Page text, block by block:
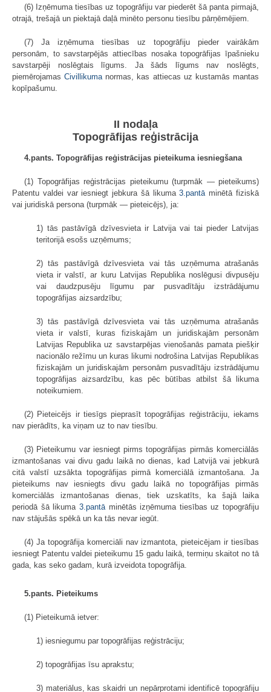
(6) Izņēmuma tiesības uz topogrāfiju var piederēt šā panta pirmajā,
otrajā, trešajā un piektajā daļā minēto personu tiesību pārņēmējiem.
(7) Ja izņēmuma tiesības uz topogrāfiju pieder vairākām
personām, to savstarpējās attiecības nosaka topogrāfijas īpašnieku
savstarpēji noslēgtais līgums. Ja šāds līgums nav noslēgts,
piemērojamasCivillikuma normas, kas attiecas uz kustamās mantas
kopīpašumu.
II nodaļa
Topogrāfijas reģistrācija
4.pants. Topogrāfijas reģistrācijas pieteikuma iesniegšana
(1) Topogrāfijas reģistrācijas pieteikumu (turpmāk — pieteikums)
Patentu valdei var iesniegt jebkura šā likuma3.pantāminētā fiziskā
vai juridiskā persona (turpmāk — pieteicējs), ja:
1) tās pastāvīgā dzīvesvieta ir Latvija vai tai pieder Latvijas
teritorijā esošs uzņēmums;
2) tās pastāvīgā dzīvesvieta vai tās uzņēmuma atrašanās
vieta ir valstī, ar kuru Latvijas Republika noslēgusi divpusēju
vai daudzpusēju līgumu par pusvadītāju izstrādājumu
topogrāfijas aizsardzību;
3) tās pastāvīgā dzīvesvieta vai tās uzņēmuma atrašanās
vieta ir valstī, kuras fiziskajām un juridiskajām personām
Latvijas Republika uz savstarpējas vienošanās pamata piešķir
nacionālo režīmu un kuras likumi nodrošina Latvijas Republikas
fiziskajām un juridiskajām personām pusvadītāju izstrādājumu
topogrāfijas aizsardzību, kas pēc būtības atbilst šā likuma
noteikumiem.
(2) Pieteicējs ir tiesīgs pieprasīt topogrāfijas reģistrāciju, iekams
nav pierādīts, ka viņam uz to nav tiesību.
(3) Pieteikumu var iesniegt pirms topogrāfijas pirmās komerciālās
izmantošanas vai divu gadu laikā no dienas, kad Latvijā vai jebkurā
citā valstī uzsākta topogrāfijas pirmā komerciālā izmantošana. Ja
pieteikums nav iesniegts divu gadu laikā no topogrāfijas pirmās
komerciālās izmantošanas dienas, tiek uzskatīts, ka šajā laika
periodā šā likuma 3.pantāminētās izņēmuma tiesības uz topogrāfiju
nav stājušās spēkā un ka tās nevar iegūt.
(4) Ja topogrāfija komerciāli nav izmantota, pieteicējam ir tiesības
iesniegt Patentu valdei pieteikumu 15 gadu laikā, termiņu skaitot no tā
gada, kas seko gadam, kurā izveidota topogrāfija.
5.pants. Pieteikums
(1) Pieteikumā ietver:
1) iesniegumu par topogrāfijas reģistrāciju;
2) topogrāfijas īsu aprakstu;
3) materiālus, kas skaidri un nepārprotami identificē topogrāfiju